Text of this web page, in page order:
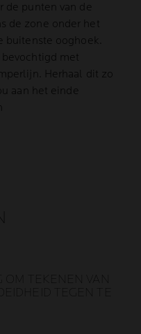
de punten van de
de zone onder het
buitenste ooghoek.
met
Herhaal dit zo
aan het einde